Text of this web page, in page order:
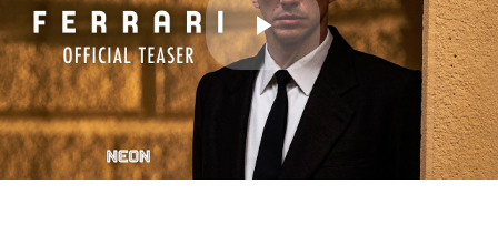
Play
Video